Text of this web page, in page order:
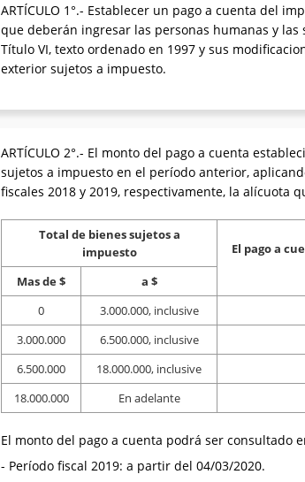
ARTÍCULO 1°.- Establecer un pago a cuenta del
que deberán ingresar las personas humanas y
Título VI, texto ordenado en 1997 y sus
exterior sujetos a impuesto.
ARTÍCULO 2°.- El monto del pago a cuenta
sujetos a impuesto en el período anterior,
fiscales 2018 y 2019, respectivamente, la alícuota
Total de bienes sujetos a
impuesto
El pago a
Mas de $
a $
0
3.000.000, inclusive
3.000.000
6.500.000, inclusive
6.500.000
18.000.000, inclusive
18.000.000
En adelante
El monto del pago a cuenta podrá ser consultado
- Período fiscal 2019: a partir del 04/03/2020.